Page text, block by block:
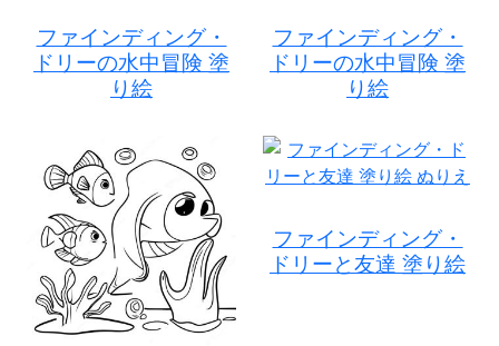
ファインディング・
ドリーの水中冒険 塗
り絵
ファインディング・
ドリーの水中冒険 塗
り絵
ファインディング・
ドリーと友達 塗り絵